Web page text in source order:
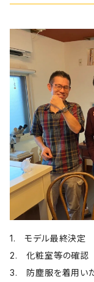
1. モデル最終決定
2. 化粧室等の確認
3. 防塵服を着用い